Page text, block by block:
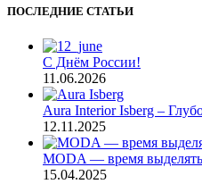
ПОСЛЕДНИЕ СТАТЬИ
С Днём России!
11.06.2026
Aura Interior Isberg –
12.11.2025
MODA — время
15.04.2025